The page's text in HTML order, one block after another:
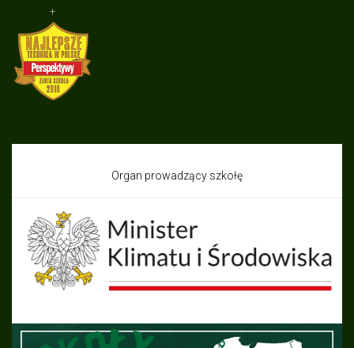
+
Organ prowadzący szkołę